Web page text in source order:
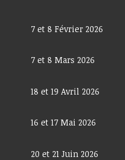
7 et 8 Février 2026
7 et 8 Mars 2026
18 et 19 Avril 2026
16 et 17 Mai 2026
20 et 21 Juin 2026